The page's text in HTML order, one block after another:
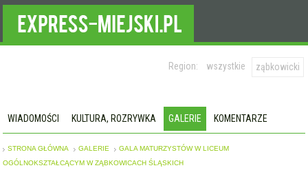
Region: wszystkie ząbkowicki
WIADOMOŚCI KULTURA, ROZRYWKA GALERIE KOMENTARZE
STRONA GŁÓWNA GALERIE
GALA MATURZYSTÓW W LICEUM
OGÓLNOKSZTAŁCĄCYM W ZĄBKOWICACH ŚLĄSKICH